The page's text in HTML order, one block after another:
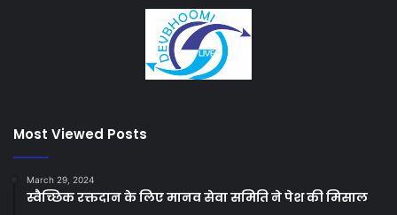
Most Viewed Posts
March 29, 2024
स्वैच्छिक रक्तदान के लिए मानव सेवा समिति ने पेश की मिसाल